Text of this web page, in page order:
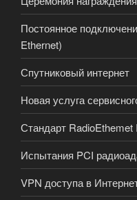
Постоянное
Ethernet)
Спутниковый интернет
Новая услуга
Стандарт RadioEthemet
Испытания PCI
VPN доступа в